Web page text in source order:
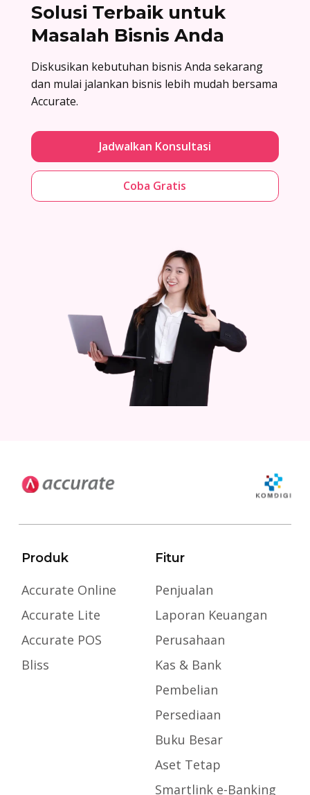
Solusi Terbaik untuk
Masalah Bisnis Anda
Diskusikan kebutuhan bisnis Anda sekarang
dan mulai jalankan bisnis lebih mudah bersama
Accurate.
Jadwalkan Konsultasi
Coba Gratis
Produk
Accurate Online
Accurate Lite
Accurate POS
Bliss
Fitur
Penjualan
Laporan Keuangan
Perusahaan
Kas & Bank
Pembelian
Persediaan
Buku Besar
Aset Tetap
Smartlink e-Banking